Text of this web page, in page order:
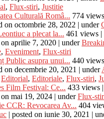
, Flux-stiri, Justitie
Culturală Româ... 774 views
on octombrie 28, 2022 | under
a plecat la... 461 views |
on aprilie 7, 2020 | under
, Eveniment, Flux-stiri
Public asupra unui... 440 views
on decembrie 20, 2021 | under
Editorial, Editoriale, Flux-stiri,
Film Festival: Ce... 433 views |
mai 19, 2024 | underFlux-
CCR: Revocarea Av... 404
| posted on iunie 30, 2021 |